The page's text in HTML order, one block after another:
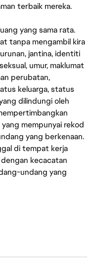
terbaik mereka.
yang sama rata.
tanpa mengambil kira
jantina, identiti
umur, maklumat
perubatan,
keluarga, status
dilindungi oleh
mempunyai rekod
yang berkenaan.
di tempat kerja
kecacatan
undang yang